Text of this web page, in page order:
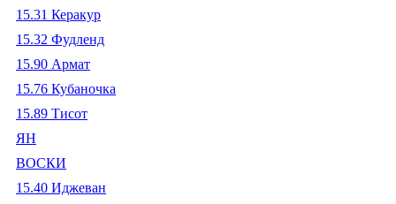
15.31 Керакур
15.32 Фудленд
15.90 Армат
15.76 Кубаночка
15.89 Тисот
ЯН
ВОСКИ
15.40 Иджеван